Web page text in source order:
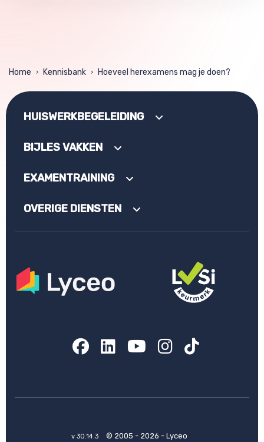
Home > Kennisbank > Hoeveel herexamens mag je doen?
HUISWERKBEGELEIDING
BIJLES VAKKEN
EXAMENTRAINING
OVERIGE DIENSTEN
Facebook
LinkedIn
YouTube
Instagram
TikTok
v 30.14.3 © 2005 - 2026 - Lyceo